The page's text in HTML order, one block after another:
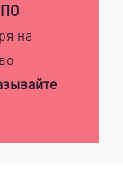
ПО
на